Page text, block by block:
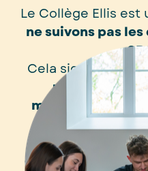
Le Collège Ellis
ne suivons pas
Cela signifie que
une demande
moment, sans
demande
Cette flexibilité
différence dans